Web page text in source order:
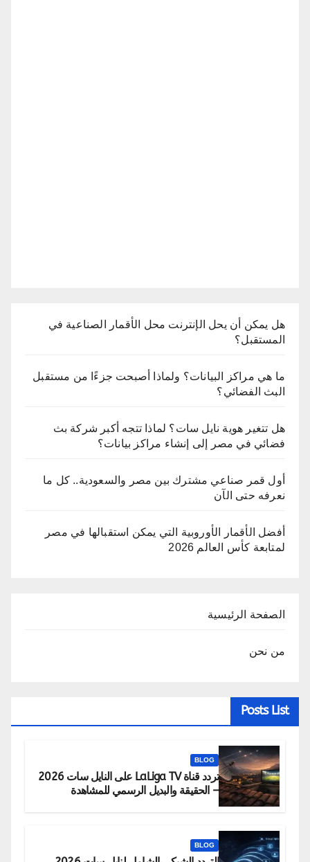
هل يمكن أن يحل الإنترنت محل الأقمار الصناعية في
المستقبل؟
ما هي مراكز البيانات؟ ولماذا أصبحت جزءًا من مستقبل
البث الفضائي؟
هل تتغير هوية نايل سات؟ لماذا تتجه أكبر شركة بث
فضائي في مصر إلى إنشاء مراكز بيانات؟
أول قمر صناعي مشترك بين مصر والسعودية.. كل ما
نعرفه حتى الآن
أفضل الأقمار الأوروبية التي يمكن استقبالها في مصر
لمتابعة كأس العالم 2026
الصفحة الرئيسية
من نحن
Posts List
BLOG
تردد قناة LaLiga TV على النايل سات 2026
– الحقيقة والبديل الرسمي للمشاهدة
BLOG